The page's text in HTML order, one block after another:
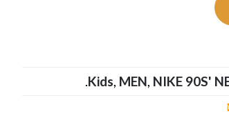
Kids, MEN, NIKE 90S'
.